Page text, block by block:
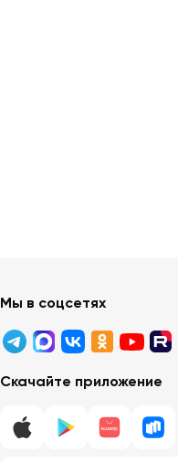
Мы в соцсетях
Скачайте приложение